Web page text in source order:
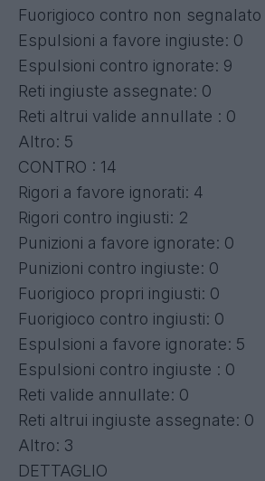
Fuorigioco contro non segnalato
Espulsioni a favore ingiuste: 0
Espulsioni contro ignorate: 9
Reti ingiuste assegnate: 0
Reti altrui valide annullate : 0
Altro: 5
CONTRO : 14
Rigori a favore ignorati: 4
Rigori contro ingiusti: 2
Punizioni a favore ignorate: 0
Punizioni contro ingiuste: 0
Fuorigioco propri ingiusti: 0
Fuorigioco contro ingiusti: 0
Espulsioni a favore ignorate: 5
Espulsioni contro ingiuste : 0
Reti valide annullate: 0
Reti altrui ingiuste assegnate: 0
Altro: 3
DETTAGLIO